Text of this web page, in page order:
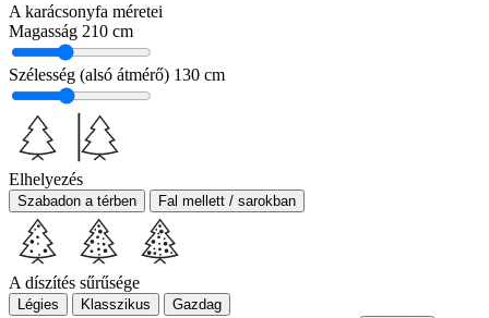
A karácsonyfa méretei
Magasság 210 cm
Szélesség (alsó átmérő) 130 cm
Elhelyezés
Szabadon a térben Fal mellett / sarokban
A díszítés sűrűsége
Légies Klasszikus Gazdag